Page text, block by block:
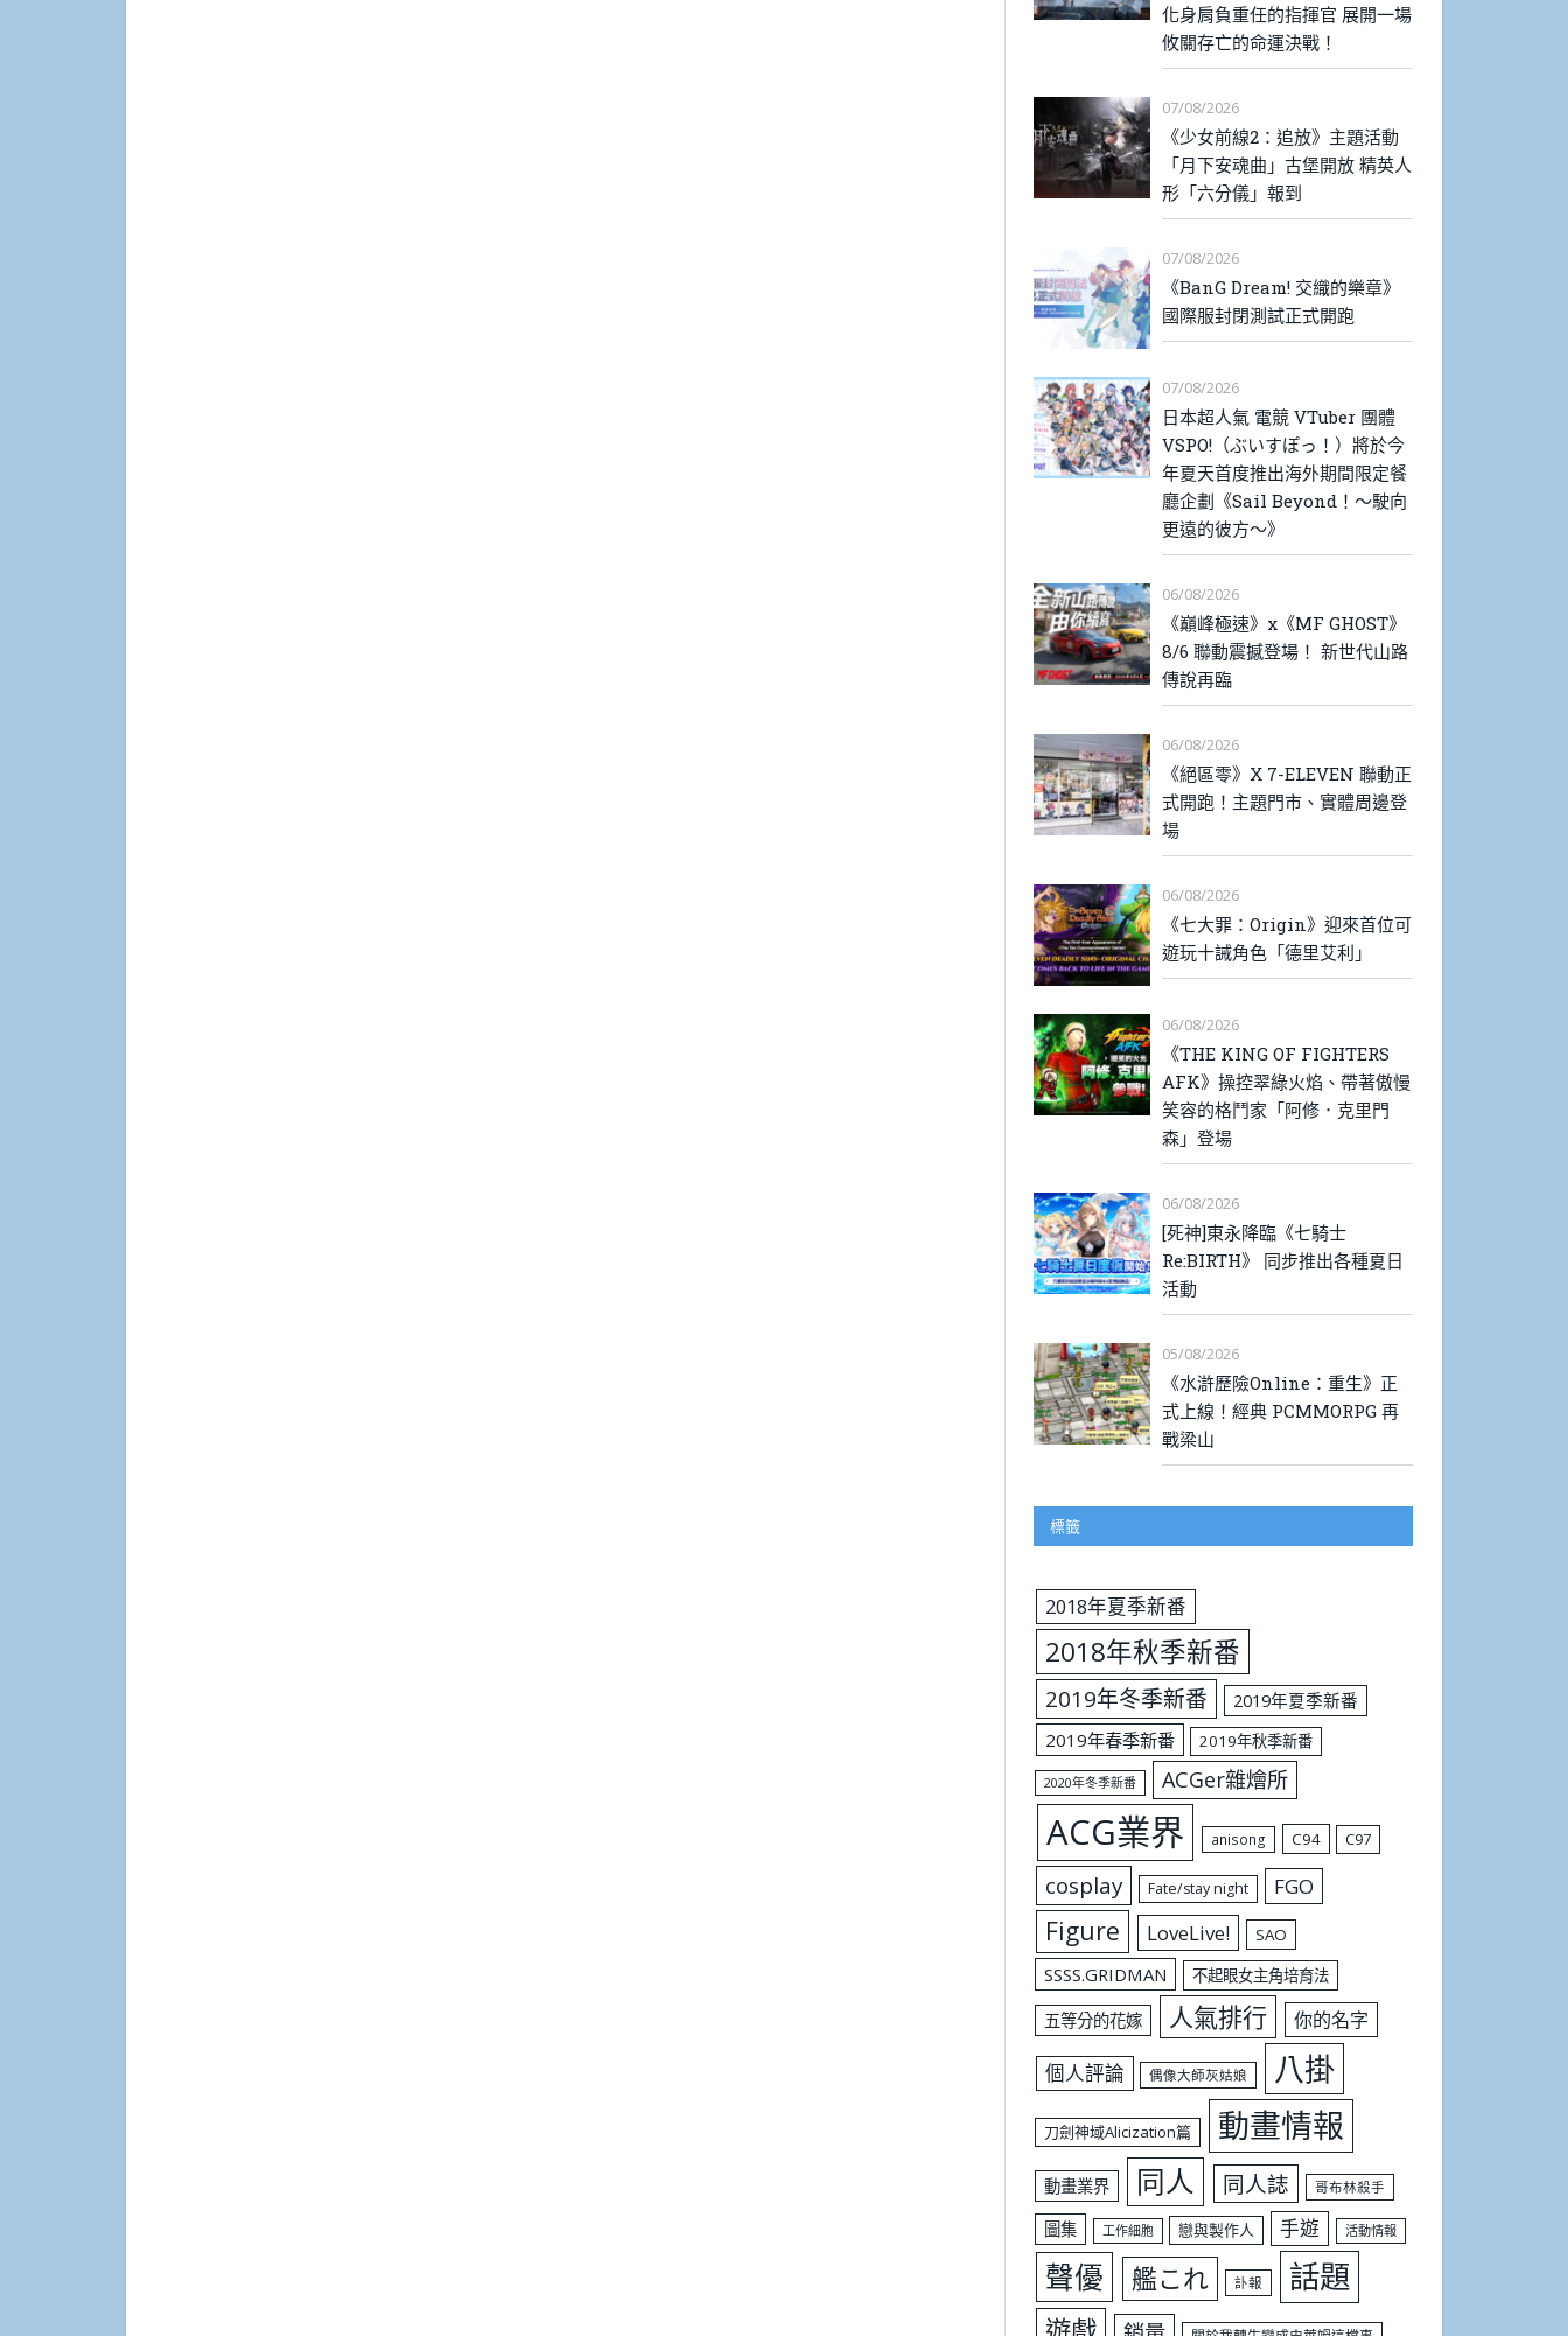
化身肩負重任的指揮官 展開一場
攸關存亡的命運決戰！
07/08/2026
《少女前線2：追放》主題活動
「月下安魂曲」古堡開放 精英人
形「六分儀」報到
07/08/2026
《BanG Dream! 交織的樂章》
國際服封閉測試正式開跑
07/08/2026
日本超人氣 電競 VTuber 團體
VSPO!（ぶいすぽっ！）將於今
年夏天首度推出海外期間限定餐
廳企劃《Sail Beyond！～駛向
更遠的彼方～》
06/08/2026
《巔峰極速》x《MF GHOST》
8/6 聯動震撼登場！ 新世代山路
傳說再臨
06/08/2026
《絕區零》X 7-ELEVEN 聯動正
式開跑！主題門市、實體周邊登
場
06/08/2026
《七大罪：Origin》迎來首位可
遊玩十誡角色「德里艾利」
06/08/2026
《THE KING OF FIGHTERS
AFK》操控翠綠火焰、帶著傲慢
笑容的格鬥家「阿修．克里門
森」登場
06/08/2026
[死神]東永降臨《七騎士
Re:BIRTH》 同步推出各種夏日
活動
05/08/2026
《水滸歷險Online：重生》正
式上線！經典 PCMMORPG 再
戰梁山
標籤
2018年夏季新番
2018年秋季新番
2019年冬季新番
2019年夏季新番
2019年春季新番
2019年秋季新番
2020年冬季新番 ACGer雜燴所
ACG業界 anisong C94 C97
cosplay Fate/stay night FGO
Figure LoveLive! SAO
SSSS.GRIDMAN 不起眼女主角培育法
五等分的花嫁 人氣排行 你的名字
個人評論 偶像大師灰姑娘 八掛
刀劍神域Alicization篇 動畫情報
動畫業界 同人 同人誌 哥布林殺手
圖集 工作細胞 戀與製作人 手遊 活動情報
聲優 艦これ 訃報 話題